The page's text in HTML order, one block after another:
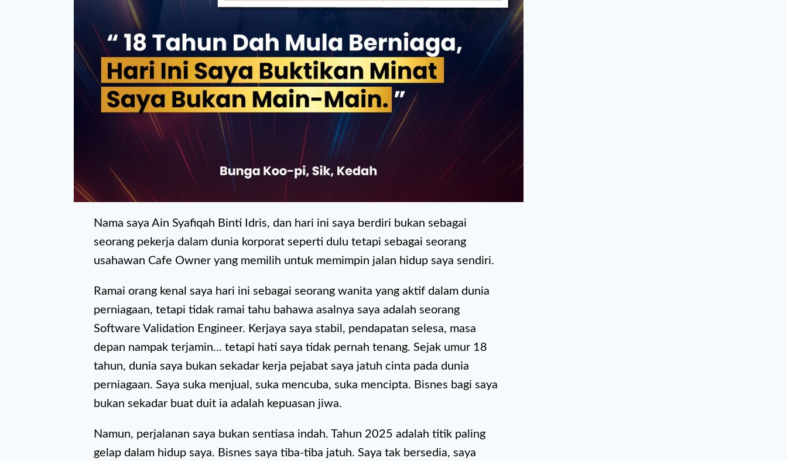
Nama saya Ain Syafiqah Binti Idris, dan hari ini saya berdiri bukan sebagai
seorang pekerja dalam dunia korporat seperti dulu tetapi sebagai seorang
usahawan Cafe Owner yang memilih untuk memimpin jalan hidup saya sendiri.
Ramai orang kenal saya hari ini sebagai seorang wanita yang aktif dalam dunia
perniagaan, tetapi tidak ramai tahu bahawa asalnya saya adalah seorang
Software Validation Engineer. Kerjaya saya stabil, pendapatan selesa, masa
depan nampak terjamin… tetapi hati saya tidak pernah tenang. Sejak umur 18
tahun, dunia saya bukan sekadar kerja pejabat saya jatuh cinta pada dunia
perniagaan. Saya suka menjual, suka mencuba, suka mencipta. Bisnes bagi saya
bukan sekadar buat duit ia adalah kepuasan jiwa.
Namun, perjalanan saya bukan sentiasa indah. Tahun 2025 adalah titik paling
gelap dalam hidup saya. Bisnes saya tiba-tiba jatuh. Saya tak bersedia, saya